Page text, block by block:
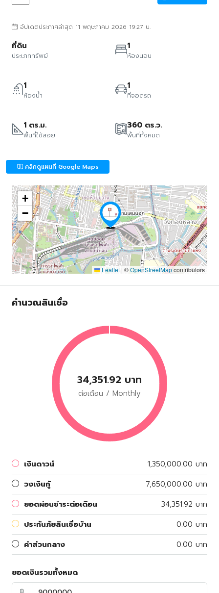
อัปเดตประกาศล่าสุด 11 พฤษภาคม 2026 19:27 น.
ที่ดิน
ประเภททรัพย์
1
ห้องนอน
1
ห้องน้ำ
1
ที่จอดรถ
1 ตร.ม.
พื้นที่ใช้สอย
360 ตร.ว.
พื้นที่ทั้งหมด
คลิกดูแผนที่ Google Maps
+
−
Leaflet | ©OpenStreetMapcontributors
คำนวณสินเชื่อ
34,351.92 บาท
ต่อเดือน / Monthly
เงินดาวน์
1,350,000.00 บาท
วงเงินกู้
7,650,000.00 บาท
ยอดผ่อนชำระต่อเดือน
34,351.92 บาท
ประกันภัยสินเชื่อบ้าน
0.00 บาท
ค่าส่วนกลาง
0.00 บาท
ยอดเงินรวมทั้งหมด